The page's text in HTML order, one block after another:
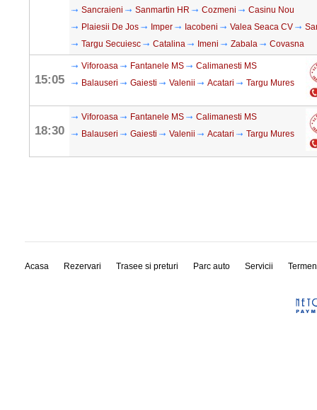
Sancraieni
Sanmartin HR Cozmeni
Casinu Nou
Plaiesii De Jos
Imper Iacobeni Valea Seaca CV
Targu Secuiesc
Catalina Imeni Zabala Covasna
15:05
Viforoasa Fantanele MS
Calimanesti MS
Balauseri
Gaiesti Valenii Acatari Targu Mures
18:30
Viforoasa Fantanele MS
Calimanesti MS
Balauseri
Gaiesti Valenii Acatari Targu Mures
Acasa Rezervari Trasee si preturi Parc auto Servicii